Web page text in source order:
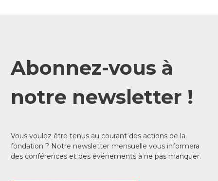
Abonnez-vous à
notre newsletter !
Vous voulez être tenus au courant des actions de la
fondation ? Notre newsletter mensuelle vous informera
des conférences et des événements à ne pas manquer.